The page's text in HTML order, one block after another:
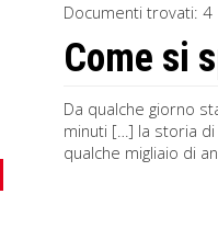
Documenti trovati: 4
Come si
Da qualche giorno
minuti […] la storia
qualche migliaio di